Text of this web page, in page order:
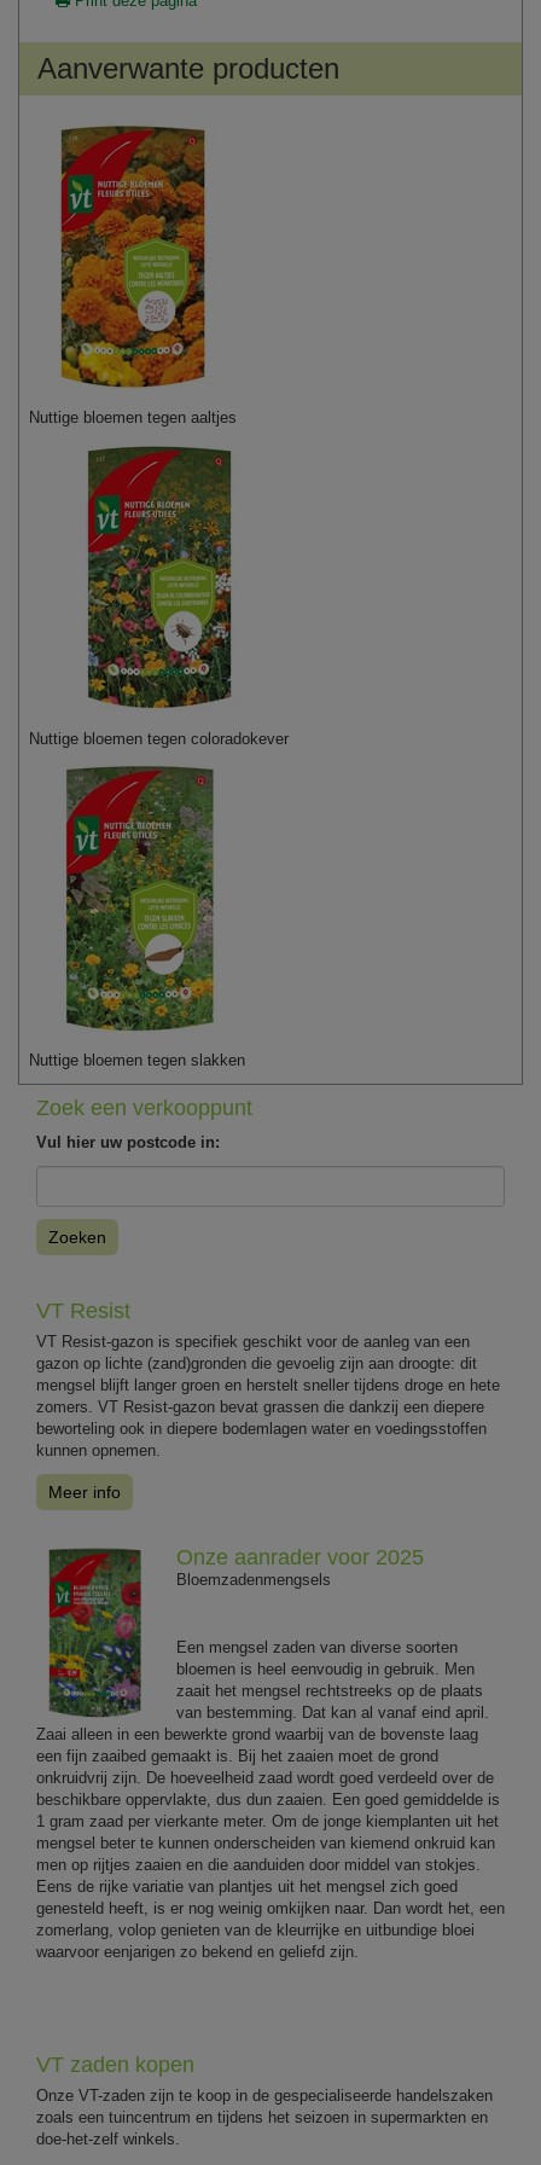
Aanverwante producten
Nuttige bloemen tegen aaltjes
Nuttige bloemen tegen coloradokever
Nuttige bloemen tegen slakken
Zoek een verkooppunt
Vul hier uw postcode in:
Zoeken
VT Resist
VT Resist-gazon is specifiek geschikt voor de aanleg van een
gazon op lichte (zand)gronden die gevoelig zijn aan droogte: dit
mengsel blijft langer groen en herstelt sneller tijdens droge en hete
zomers. VT Resist-gazon bevat grassen die dankzij een diepere
beworteling ook in diepere bodemlagen water en voedingsstoffen
kunnen opnemen.
Meer info
Onze aanrader voor 2025
Bloemzadenmengsels
Een mengsel zaden van diverse soorten
bloemen is heel eenvoudig in gebruik. Men
zaait het mengsel rechtstreeks op de plaats
van bestemming. Dat kan al vanaf eind april.
Zaai alleen in een bewerkte grond waarbij van de bovenste laag
een fijn zaaibed gemaakt is. Bij het zaaien moet de grond
onkruidvrij zijn. De hoeveelheid zaad wordt goed verdeeld over de
beschikbare oppervlakte, dus dun zaaien. Een goed gemiddelde is
1 gram zaad per vierkante meter. Om de jonge kiemplanten uit het
mengsel beter te kunnen onderscheiden van kiemend onkruid kan
men op rijtjes zaaien en die aanduiden door middel van stokjes.
Eens de rijke variatie van plantjes uit het mengsel zich goed
genesteld heeft, is er nog weinig omkijken naar. Dan wordt het, een
zomerlang, volop genieten van de kleurrijke en uitbundige bloei
waarvoor eenjarigen zo bekend en geliefd zijn.
VT zaden kopen
Onze VT-zaden zijn te koop in de gespecialiseerde handelszaken
zoals een tuincentrum en tijdens het seizoen in supermarkten en
doe-het-zelf winkels.